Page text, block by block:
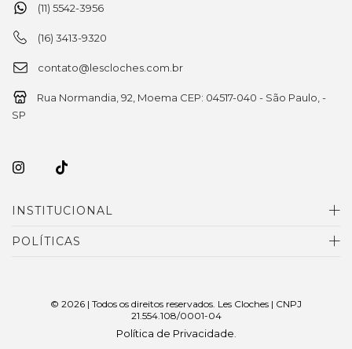
(11) 5542-3956
(16) 3413-9320
contato@lescloches.com.br
Rua Normandia, 92, Moema CEP: 04517-040 - São Paulo, -
SP
INSTITUCIONAL
POLÍTICAS
© 2026 | Todos os direitos reservados. Les Cloches | CNPJ
21.554.108/0001-04
Política de Privacidade